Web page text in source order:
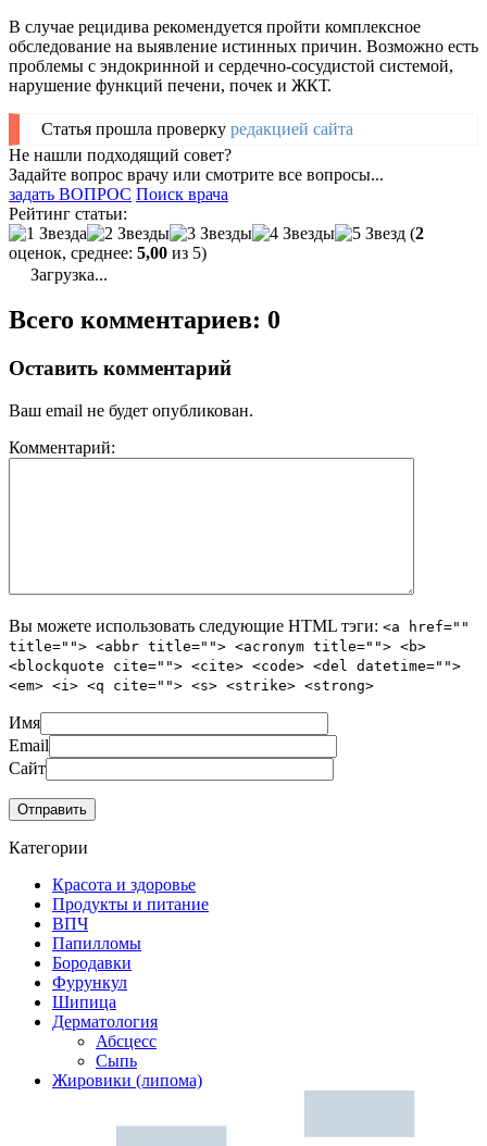
В случае рецидива рекомендуется пройти комплексное
обследование на выявление истинных причин. Возможно есть
проблемы с эндокринной и сердечно-сосудистой системой,
нарушение функций печени, почек и ЖКТ.
Статья прошла проверку редакцией сайта
Не нашли подходящий совет?
Задайте вопрос врачу или смотрите все вопросы...
задать ВОПРОС Поиск врача
Рейтинг статьи:
(2
оценок, среднее: 5,00 из 5)
Загрузка...
Всего комментариев: 0
Оставить комментарий
Ваш email не будет опубликован.
Комментарий:
Вы можете использовать следующие HTML тэги: <a href=""
title=""> <abbr title=""> <acronym title=""> <b>
<blockquote cite=""> <cite> <code> <del datetime="">
<em> <i> <q cite=""> <s> <strike> <strong>
Имя
Email
Сайт
Категории
Красота и здоровье
Продукты и питание
ВПЧ
Папилломы
Бородавки
Фурункул
Шипица
Дерматология
Абсцесс
Сыпь
Жировики (липома)